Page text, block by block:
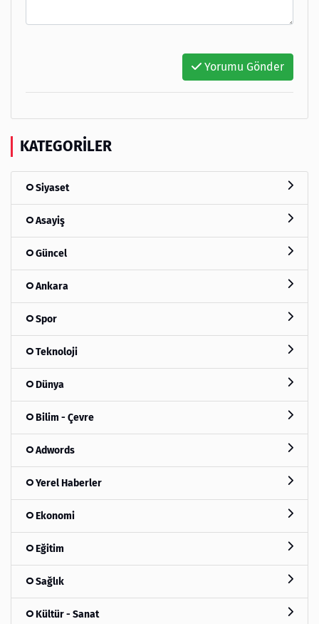
Yorumu Gönder
KATEGORILER
Siyaset
Asayiş
Güncel
Ankara
Spor
Teknoloji
Dünya
Bilim - Çevre
Adwords
Yerel Haberler
Ekonomi
Eğitim
Sağlık
Kültür - Sanat